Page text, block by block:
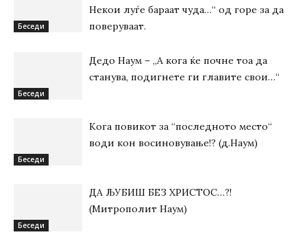
Беседи
Некои луѓе бараат чуда…“ од горе за да
поверуваат.
Беседи
Дедо Наум – „А кога ќе почне тоа да
станува, подигнете ги главите свои…“
Беседи
Кога повикот за “последното место“
води кон восиновување!? (д.Наум)
Беседи
ДА ЉУБИШ БЕЗ ХРИСТОС…?!
(Митрополит Наум)